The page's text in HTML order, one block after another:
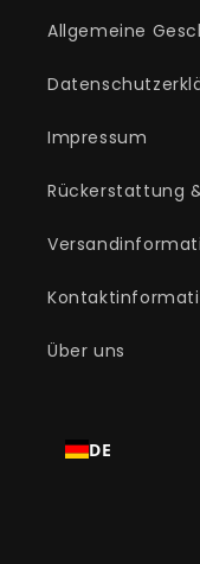
Allgemeine
Impressum
Rückerstattung
Über uns
DE